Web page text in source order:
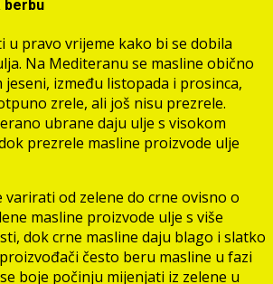
berbu
u pravo vrijeme kako bi se dobila
Na Mediteranu se masline obično
jeseni, između listopada i prosinca,
zrele, ali još nisu prezrele.
ubrane daju ulje s visokom
prezrele masline proizvode ulje
varirati od zelene do crne ovisno o
masline proizvode ulje s više
dok crne masline daju blago i slatko
često beru masline u fazi
boje počinju mijenjati iz zelene u